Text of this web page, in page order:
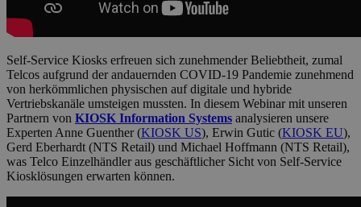
Self-Service Kiosks erfreuen sich zunehmender Beliebtheit, zumal
Telcos aufgrund der andauernden COVID-19 Pandemie zunehmend
von herkömmlichen physischen auf digitale und hybride
Vertriebskanäle umsteigen mussten. In diesem Webinar mit unseren
Partnern von KIOSK Information Systems analysieren unsere
Experten Anne Guenther (KIOSK US), Erwin Gutic (KIOSK EU),
Gerd Eberhardt (NTS Retail) und Michael Hoffmann (NTS Retail),
was Telco Einzelhändler aus geschäftlicher Sicht von Self-Service
Kiosklösungen erwarten können.